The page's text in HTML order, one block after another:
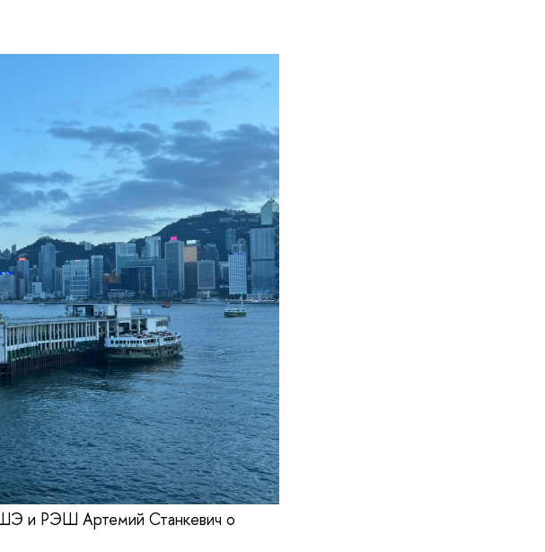
и РЭШ Артемий Станкевич о